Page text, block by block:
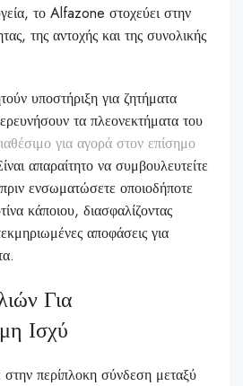
το Alfazone στοχεύει στην
της αντοχής και της συνολικής
υποστήριξη για ζητήματα
τα πλεονεκτήματα του
για αγορά στον επίσημο
απαραίτητο να συμβουλευτείτε
ενσωματώσετε οποιοδήποτε
κάποιου, διασφαλίζοντας
αποφάσεις για
Για
Ισχύ
περίπλοκη σύνδεση μεταξύ